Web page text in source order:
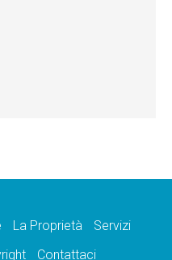
La Proprietà
Servizi
Contattaci